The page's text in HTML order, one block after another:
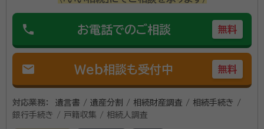
phone お電話でのご相談 無料
mail Web相談も受付中 無料
対応業務：
遺言書 / 遺産分割 / 相続財産調査 / 相続手続き /
銀行手続き / 戸籍収集 / 相続人調査